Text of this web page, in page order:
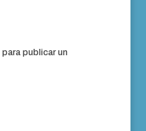
para publicar un